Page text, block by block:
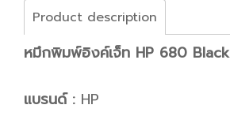
Product description
หมึกพิมพ์อิงค์เจ็ท HP 680 Black
แบรนด์ : HP